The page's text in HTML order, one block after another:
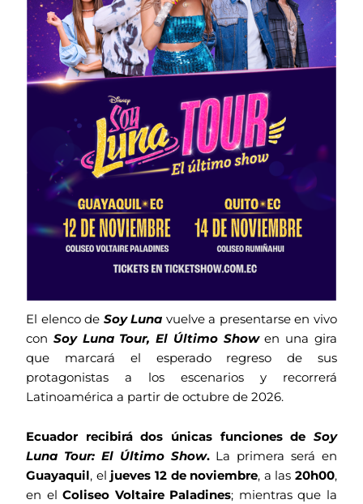
El elenco de Soy Luna vuelve a presentarse en vivo
conSoy Luna Tour, El Último Showen una gira
que marcará el esperado regreso de sus
protagonistas a los escenarios y recorrerá
Latinoamérica a partir de octubre de 2026.
Ecuador recibirá dos únicas funciones de Soy
Luna Tour: El Último Show.La primera será en
Guayaquil, el jueves 12 de noviembre, a las 20h00,
en elColiseo Voltaire Paladines; mientras que la